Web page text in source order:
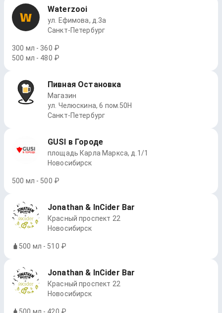
Waterzooi
ул. Ефимова, д.3а
Санкт-Петербург
300 мл - 360 ₽
500 мл - 480 ₽
Пивная Остановка
Магазин
ул. Челюскина, 6 пом.50Н
Санкт-Петербург
GUSI в Городе
площадь Карла Маркса, д.1/1
Новосибирск
500 мл - 500 ₽
Jonathan & InCider Bar
Красный проспект 22
Новосибирск
500 мл - 510 ₽
Jonathan & InCider Bar
Красный проспект 22
Новосибирск